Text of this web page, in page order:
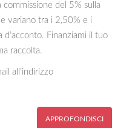
del 5% sulla
variano tra i 2,50% e i
Finanziami il tuo
raccolta.
all’indirizzo
APPROFONDISCI